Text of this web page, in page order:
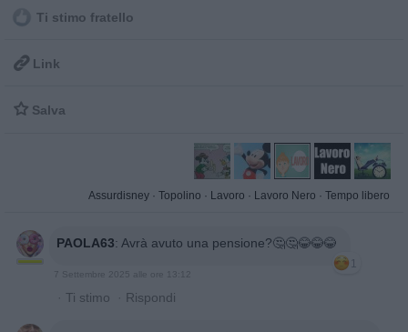
Ti stimo fratello
 Link
 Salva
Assurdisney · Topolino · Lavoro · Lavoro Nero · Tempo libero
PAOLA63: Avrà avuto una pensione?🤔🤔😂😂😂
1
7 Settembre 2025 alle ore 13:12
· Ti stimo · Rispondi